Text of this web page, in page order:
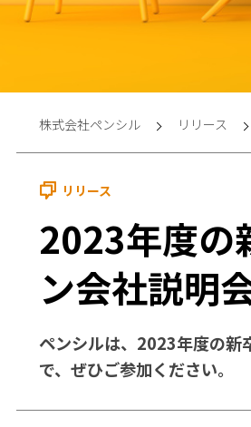
株式会社ペンシル リリース
リリース
2023年度の
ン会社説明
ペンシルは、2023年度の新
で、ぜひご参加ください。